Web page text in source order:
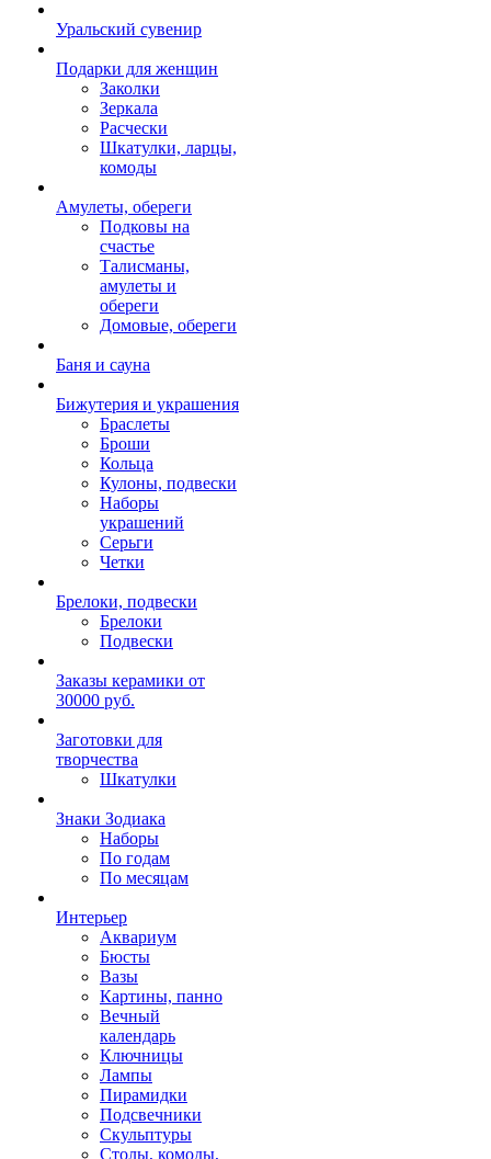
Уральский сувенир
Подарки для женщин
Заколки
Зеркала
Расчески
Шкатулки, ларцы,
комоды
Амулеты, обереги
Подковы на
счастье
Талисманы,
амулеты и
обереги
Домовые, обереги
Баня и сауна
Бижутерия и украшения
Браслеты
Броши
Кольца
Кулоны, подвески
Наборы
украшений
Серьги
Четки
Брелоки, подвески
Брелоки
Подвески
Заказы керамики от
30000 руб.
Заготовки для
творчества
Шкатулки
Знаки Зодиака
Наборы
По годам
По месяцам
Интерьер
Аквариум
Бюсты
Вазы
Картины, панно
Вечный
календарь
Ключницы
Лампы
Пирамидки
Подсвечники
Скульптуры
Столы, комоды,